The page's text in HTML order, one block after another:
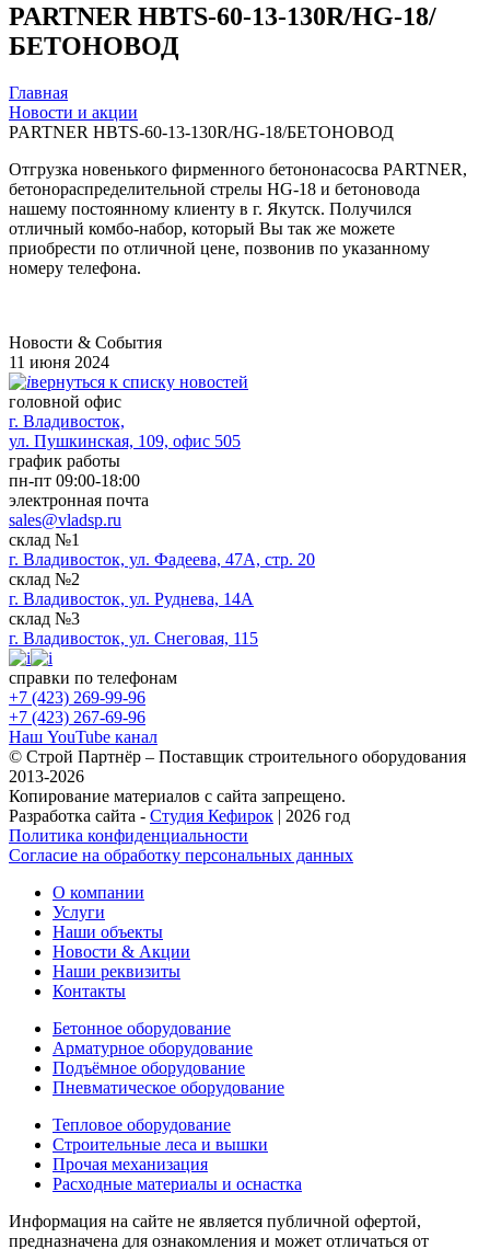
PARTNER HBTS-60-13-130R/HG-18/
БЕТОНОВОД
Главная
Новости и акции
PARTNER HBTS-60-13-130R/HG-18/БЕТОНОВОД
Отгрузка новенького фирменного бетононасосва PARTNER,
бетонораспределительной стрелы HG-18 и бетоновода
нашему постоянному клиенту в г. Якутск. Получился
отличный комбо-набор, который Вы так же можете
приобрести по отличной цене, позвонив по указанному
номеру телефона.
Новости & Cобытия
11 июня 2024
вернуться к списку новостей
головной офис
​г. Владивосток,
ул. Пушкинская, 109, офис 505
график работы
пн-пт 09:00-18:00
электронная почта
sales@vladsp.ru
склад №1
г. Владивосток, ул. Фадеева, 47А, стр. 20
склад №2
г. Владивосток, ул. Руднева, 14А
склад №3
г. Владивосток, ул. Снеговая, 115
справки по телефонам
+7 (423) 269-99-96
+7 (423) 267-69-96
Наш YouTube канал
© Строй Партнёр – Поставщик строительного оборудования
2013-2026
Копирование материалов с сайта запрещено.
Разработка сайта - Студия Кефирок | 2026 год
Политика конфиденциальности
Согласие на обработку персональных данных
О компании
Услуги
Наши объекты
Новости & Акции
Наши реквизиты
Контакты
Бетонное оборудование
Арматурное оборудование
Подъёмное оборудование
Пневматическое оборудование
Тепловое оборудование
Строительные леса и вышки
Прочая механизация
Расходные материалы и оснастка
Информация на сайте не является публичной офертой,
предназначена для ознакомления и может отличаться от